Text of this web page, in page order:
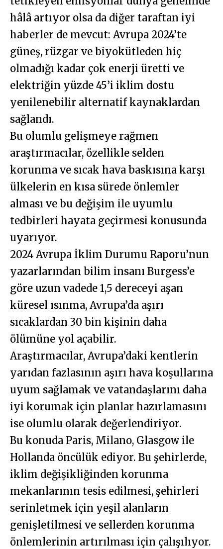
hâlâ artıyor olsa da diğer taraftan iyi
haberler de mevcut: Avrupa 2024’te
güneş, rüzgar ve biyokütleden hiç
olmadığı kadar çok enerji üretti ve
elektriğin yüzde 45’i iklim dostu
yenilenebilir alternatif kaynaklardan
sağlandı.
Bu olumlu gelişmeye rağmen
araştırmacılar, özellikle selden
korunma ve sıcak hava baskısına karşı
ülkelerin en kısa sürede önlemler
alması ve bu değişim ile uyumlu
tedbirleri hayata geçirmesi konusunda
uyarıyor.
2024 Avrupa İklim Durumu Raporu’nun
yazarlarından bilim insanı Burgess’e
göre uzun vadede 1,5 dereceyi aşan
küresel ısınma, Avrupa’da aşırı
sıcaklardan 30 bin kişinin daha
ölümüne yol açabilir.
Araştırmacılar, Avrupa’daki kentlerin
yarıdan fazlasının aşırı hava koşullarına
uyum sağlamak ve vatandaşlarını daha
iyi korumak için planlar hazırlamasını
ise olumlu olarak değerlendiriyor.
Bu konuda Paris, Milano, Glasgow ile
Hollanda öncülük ediyor. Bu şehirlerde,
iklim değişikliğinden korunma
mekanlarının tesis edilmesi, şehirleri
serinletmek için yeşil alanların
genişletilmesi ve sellerden korunma
önlemlerinin artırılması için çalışılıyor.